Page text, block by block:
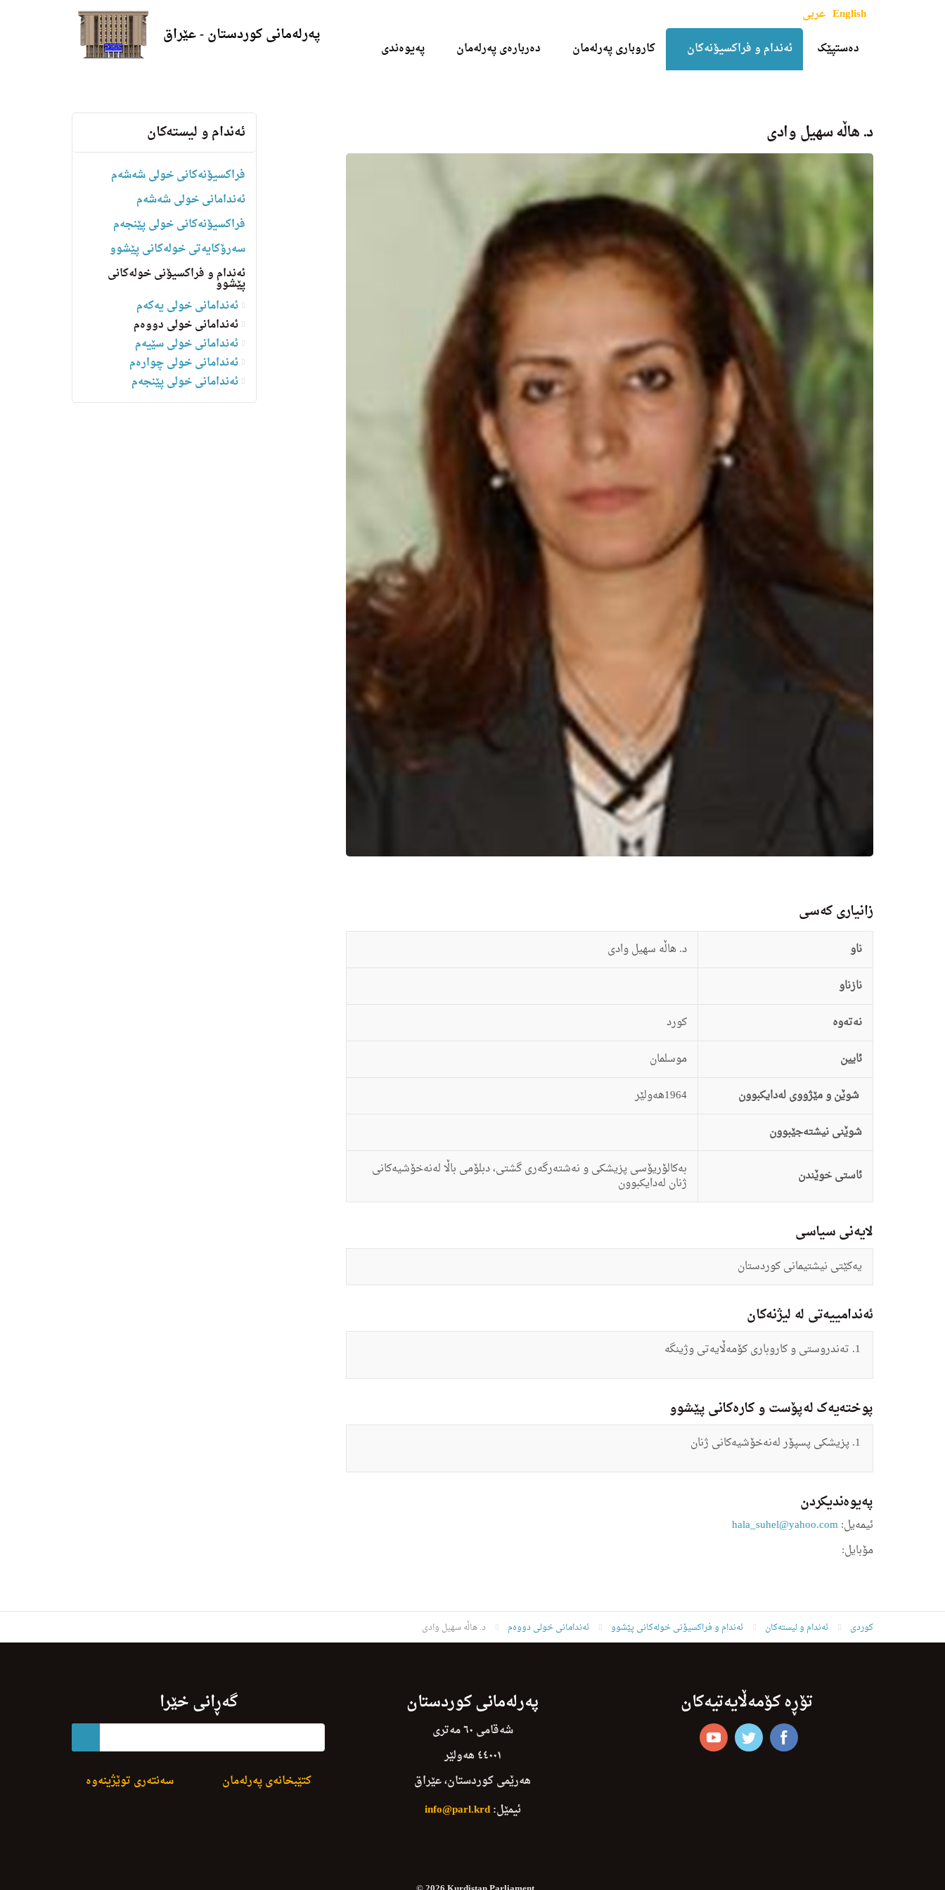
پەرلەمانی کوردستان - عێراق
دەستپێک ئەندام و فراکسیۆنەکان کاروباری پەرلەمان دەربارەی پەرلەمان پەیوەندی
English عربی
د. هاڵه‌ سهیل وادی
زانيارى کەسی
ناو
د. هاڵه‌ سهیل وادی
نازناو
نەتەوە
كورد
ئایین
موسلمان
شوێن و مێژووی لەدایکبوون
1964هه‌ولێر
شوێنی نیشتەجێبوون
ئاستى خوێندن به‌كالۆریۆسی پزیشكی و نه‌شته‌رگه‌ری گشتی، دبلۆمی باڵا له‌نه‌خۆشیه‌كانی
ژنان له‌دایكبوون
لایەنی سیاسی
یه‌كێتی نیشتیمانی كوردستان
ئەندامییەتی لە لیژنەکان
ته‌ندروستی و كاروباری كۆمه‌ڵایه‌تی وژینگه‌
پوختەیەک لەپۆست و کارەکانی پێشوو
پزیشكی پسپۆر له‌نه‌خۆشیه‌كانی ژنان
په‌یوه‌ندیكردن
ئیمه‌یل:hala_suhel@yahoo.com
مۆبایل:
ئه‌ندام و لیسته‌كان
فراکسیۆنەکانی خولی شەشەم
ئەندامانی خولی شەشەم
فراکسیۆنەکانی خولی پێنجەم
سه‌رۆكایه‌تی خولەکانی پێشوو
ئەندام و فراکسیۆنی خولەکانی
پێشوو
ئەندامانی خولی یەکەم
ئەندامانی خولی دووەم
ئەندامانی خولی سێیەم
ئەندامانی خولی چوارەم
ئه‌ندامانی خولی پێنجەم
کوردی ئه‌ندام و لیسته‌كان ئەندام و فراکسیۆنی خولەکانی پێشوو ئەندامانی خولی دووەم د. هاڵه‌ سهیل وادی
گەڕانی خێرا
سەنتەری توێژینەوە کتێبخانەی پەرلەمان
پەرلەمانی کوردستان
شەقامی ٦٠ مەتری
٤٤٠٠١ هەولێر
هەرێمی کوردستان، عێراق
ئیمێل:info@parl.krd
تۆڕە کۆمەڵایەتیەکان